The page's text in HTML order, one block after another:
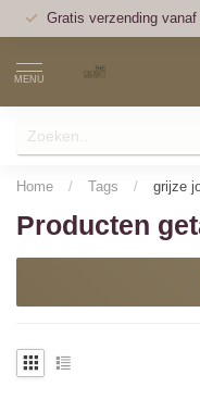
Gratis verzending vanaf
MENU
Home / Tags / grijze
Producten